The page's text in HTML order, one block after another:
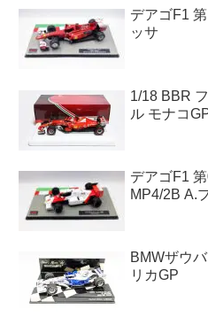
デアゴF1
ッサ
1/18 BBR
ル モナコ
デアゴF1
MP4/2B A.
BMWザウ
リカGP